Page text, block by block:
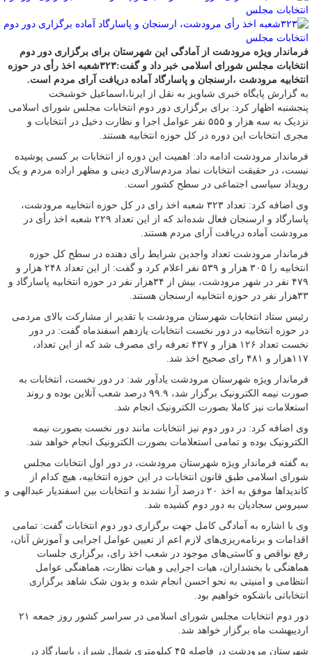
فرماندار ویژه مرودشت از آمادگی این شهرستان برای برگزاری دور دوم
انتخابات مجلس شورای اسلامی خبر داد و گفت:۳۲۳شعبه اخذ رأی در حوزه
انتخابیه مرودشت ،ارسنجان و پاسارگاد آماده دریافت آرای مردم است.
به گزارش پایگاه خبری شباویز به نقل از ایرنا،اسماعیل خوشبخت
پنجشنبه اظهار کرد: برای برگزاری دور دوم انتخابات مجلس شورای اسلامی
نزدیک به سه هزار و ۵۵۵ نفر عوامل اجرا و نظارت دخیل در انتخابات و
‌مجری انتخابات این دوره در کل حوزه انتخابیه هستند.
فرماندار مرودشت ادامه داد: اهمیت این دوره از انتخابات بر کسی پوشیده
نیست، در حقیقت انتخابات نماد مردم‌سالاری دینی و مظهر اراده مردم و یک
رویداد سیاسی اجتماعی در سطح کشور است.
وی اضافه کرد: تعداد ۳۲۳ شعبه اخذ رای در کل حوزه انتخابیه مرودشت،
پاسارگاد و ارسنجان فعال شده‌اند که از این تعداد ۲۲۹ شعبه اخذ رأی در
مرودشت آماده دریافت آرای مردم هستند.
فرماندار مرودشت تعداد واجدین شرایط رأی دهنده در سطح کل حوزه
انتخابیه را ۳۰۵ هزار و ۵۳۹ نفر اعلام کرد و گفت: از این تعداد ۲۴۸ هزار و
۴۷۹ نفر در شهر مرودشت، بیش از ۳۴هزار نفر در حوزه انتخابیه پاسارگاد و
۳۳هزار نفر در حوزه انتخابیه ارسنجان هستند.
رئیس ستاد انتخابات شهرستان مرودشت با تقدیر از مشارکت بالای مردمی
در حوزه انتخابیه در دور نخست انتخابات یازدهم اسفندماه گفت: در دور
نخست تعداد ۱۲۶ هزار و ۴۳۷ تعرفه رای مصرف شد که از این تعداد،
۱۱۷هزار و ۴۸۱ رای صحیح اخذ شد.
فرماندار ویژه شهرستان مرودشت یادآور شد: در دور نخست، انتخابات به
صورت نیمه الکترونیک برگزار شد، ۹۹.۹ درصد شعب آنلاین بوده و روند
استعلامات نیز کاملا بصورت الکترونیک انجام شد.
وی اضافه کرد: در دور دوم نیز انتخابات مانند دور نخست بصورت نیمه
الکترونیک بوده و تمامی استعلامات بصورت الکترونیک انجام خواهد شد.
به گفته فرماندار ویژه شهرستان مرودشت، در دور اول انتخابات مجلس
شورای اسلامی طبق قانون انتخابات در این حوزه انتخابیه، هیچ کدام از
کاندیداها موفق به اخذ ۲۰ درصد آرا نشدند و انتخابات بین اسفندیار عبدالهی و
سیروس سجادیان به دور دوم کشیده شد.
وی با اشاره به آمادگی کامل جهت برگزاری دور دوم انتخابات گفت: تمامی
اقدامات و برنامه‌ریزی‌های لازم اعم از تعیین عوامل اجرایی و آموزش آنان،
رفع نواقص و کاستی‌های موجود در شعب اخذ رای، برگزاری جلسات
هماهنگی با بخشداران، هیات اجرایی و هیات نظارت، هماهنگی عوامل
انتظامی و امنیتی به نحو احسن انجام شده و بدون شک شاهد برگزاری
انتخاباتی باشکوه خواهیم بود.
دور دوم انتخابات مجلس شورای اسلامی در سراسر کشور روز جمعه ۲۱
اردیبهشت ماه برگزار خواهد شد.
شهرستان مرودشت در فاصله ۴۵ کیلومتری شمال شیراز، پاسارگاد در